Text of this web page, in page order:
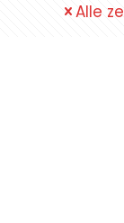
Alle